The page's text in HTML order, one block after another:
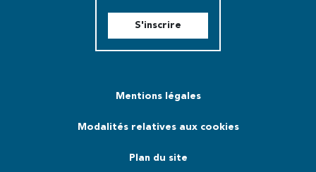
S'inscrire
Mentions légales
Modalités relatives aux cookies
Plan du site